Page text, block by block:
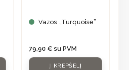
Vazos „Turquoise”
79,90 € su PVM
Į KREPŠELĮ